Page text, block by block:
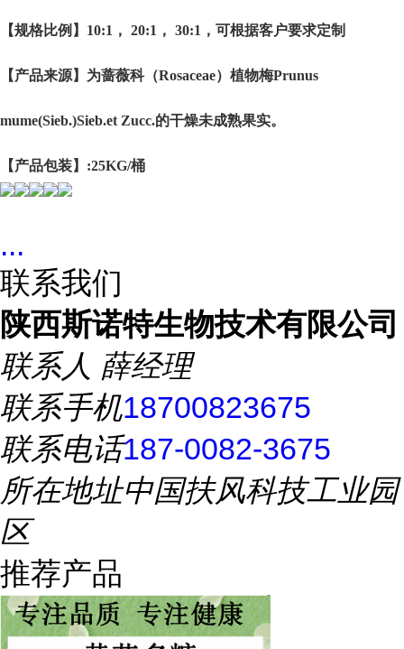
【规格比例】10:1， 20:1， 30:1，可根据客户要求定制
【产品来源】为蔷薇科（Rosaceae）植物梅Prunus
mume(Sieb.)Sieb.et Zucc.的干燥未成熟果实。
【产品包装】:25KG/桶
...
联系我们
陕西斯诺特生物技术有限公司
联系人 薛经理
联系手机18700823675
联系电话187-0082-3675
所在地址中国扶风科技工业园
区
推荐产品